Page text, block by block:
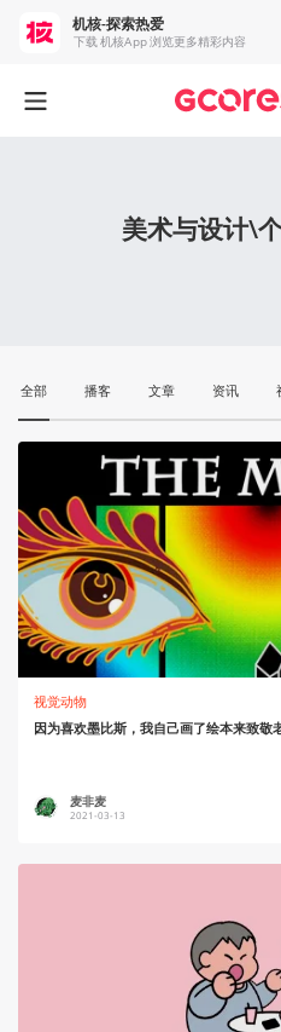
美术与设计\
全部 播客 文章 资讯
视觉动物
因为喜欢墨比斯，我自己画了绘本来致敬
麦非麦
2021-03-13
机核-探索热爱
下载 机核App 浏览更多精彩内容